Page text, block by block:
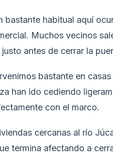
bastante habitual aquí
Muchos vecinos
antes de cerrar la
bastante en
han ido cediendo
con el marco.
cercanas al río
termina afectando a